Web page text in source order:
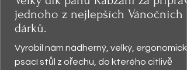
jednoho z nejlepších Vánočních
dárků.
Vyrobil nám nádherný, velký, ergonomický
psací stůl z ořechu, do kterého citlivě